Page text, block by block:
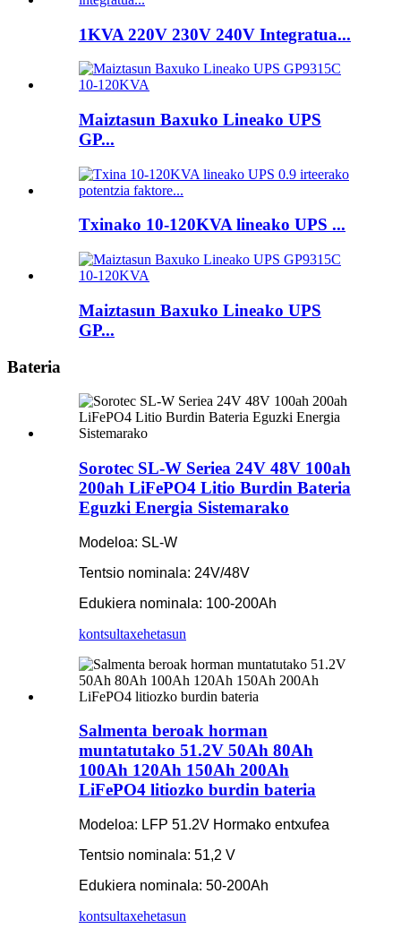
1KVA 220V 230V 240V Integratua...
Maiztasun Baxuko Lineako UPS
GP...
Txinako 10-120KVA lineako UPS ...
Maiztasun Baxuko Lineako UPS
GP...
Bateria
Sorotec SL-W Seriea 24V 48V 100ah
200ah LiFePO4 Litio Burdin Bateria
Eguzki Energia Sistemarako
Modeloa: SL-W
Tentsio nominala: 24V/48V
Edukiera nominala: 100-200Ah
kontsultaxehetasun
Salmenta beroak horman
muntatutako 51.2V 50Ah 80Ah
100Ah 120Ah 150Ah 200Ah
LiFePO4 litiozko burdin bateria
Modeloa: LFP 51.2V Hormako entxufea
Tentsio nominala: 51,2 V
Edukiera nominala: 50-200Ah
kontsultaxehetasun